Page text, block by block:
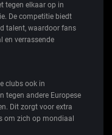
tegen elkaar op in
De competitie biedt
talent, waardoor fans
en verrassende
clubs ook in
tegen andere Europese
Dit zorgt voor extra
om zich op mondiaal